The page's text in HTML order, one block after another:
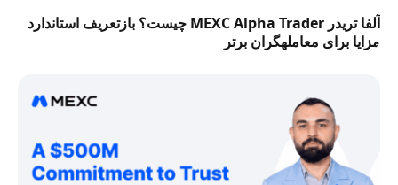
آلفا تریدر MEXC Alpha Trader چیست؟ بازتعریف استاندارد
مزایا برای معاملهگران برتر